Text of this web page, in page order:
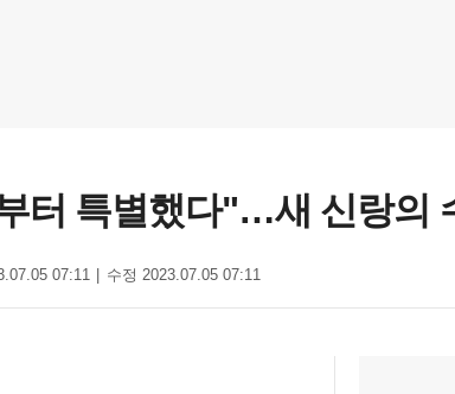
터 특별했다"…새 신랑의
07:11 수정 2023.07.05 07:11